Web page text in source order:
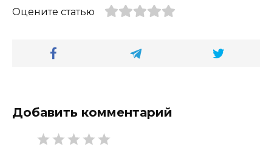
Оцените статью
Добавить комментарий